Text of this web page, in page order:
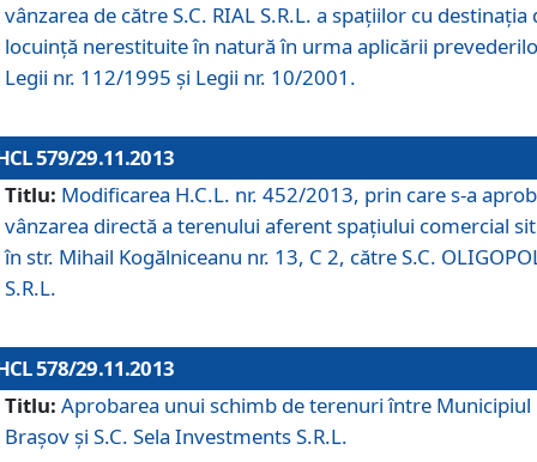
vânzarea de către S.C. RIAL S.R.L. a spaţiilor cu destinaţia
locuinţă nerestituite în natură în urma aplicării
Legii nr. 112/1995 şi Legii nr. 10/2001.
579/29.11.2013
Titlu: Modificarea H.C.L. nr. 452/2013, prin care s-a
vânzarea directă a terenului aferent spaţiului comercial
în str. Mihail Kogălniceanu nr. 13, C 2, către S.C.
S.R.L.
578/29.11.2013
Titlu: Aprobarea unui schimb de terenuri între Municipiul
Braşov şi S.C. Sela Investments S.R.L.